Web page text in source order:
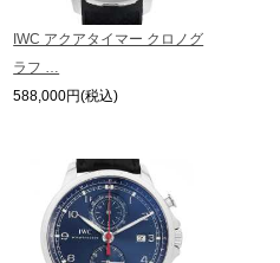
IWC アクアタイマー クロノグ
ラフ …
588,000円(税込)
※表示の定価は、入荷時の価格となってお
現在の定価と異なる場合がございますの